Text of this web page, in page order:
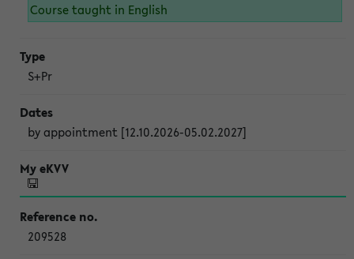
Course taught in English
S+Pr
by appointment [12.10.2026-05.02.2027]
209528